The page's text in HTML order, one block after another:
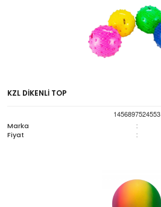
KZL DİKENLİ TOP
1456897524553
Marka
:
Fiyat :